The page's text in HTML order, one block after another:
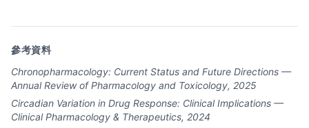
參考資料
Chronopharmacology: Current Status and Future Directions —
Annual Review of Pharmacology and Toxicology, 2025
Circadian Variation in Drug Response: Clinical Implications —
Clinical Pharmacology & Therapeutics, 2024